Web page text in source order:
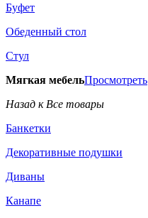
Буфет
Обеденный стол
Стул
Мягкая мебельПросмотреть
Назад к Все товары
Банкетки
Декоративные подушки
Диваны
Канапе